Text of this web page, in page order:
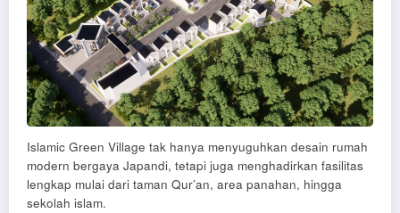
Islamic Green Village tak hanya menyuguhkan desain rumah
modern bergaya Japandi, tetapi juga menghadirkan fasilitas
lengkap mulai dari taman Qur’an, area panahan, hingga
sekolah islam.